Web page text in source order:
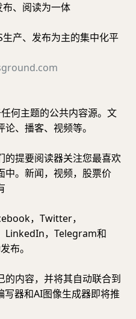
、阅读为一体
产、发布为主的集中化平
何主题的公共内容源。文
、播客、视频等。
的提要阅读器关注您最喜欢
中。新闻，视频，股票价
，Twitter，
LinkedIn，Telegram和
布。
的内容，并将其自动联合到
写器和AI图像生成器即将推